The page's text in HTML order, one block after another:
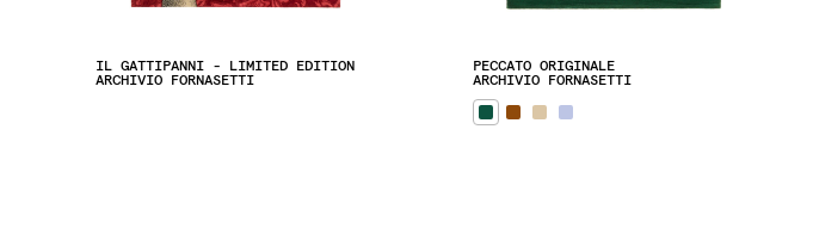
IL GATTIPANNI - LIMITED EDITION
ARCHIVIO FORNASETTI
PECCATO ORIGINALE
ARCHIVIO FORNASETTI